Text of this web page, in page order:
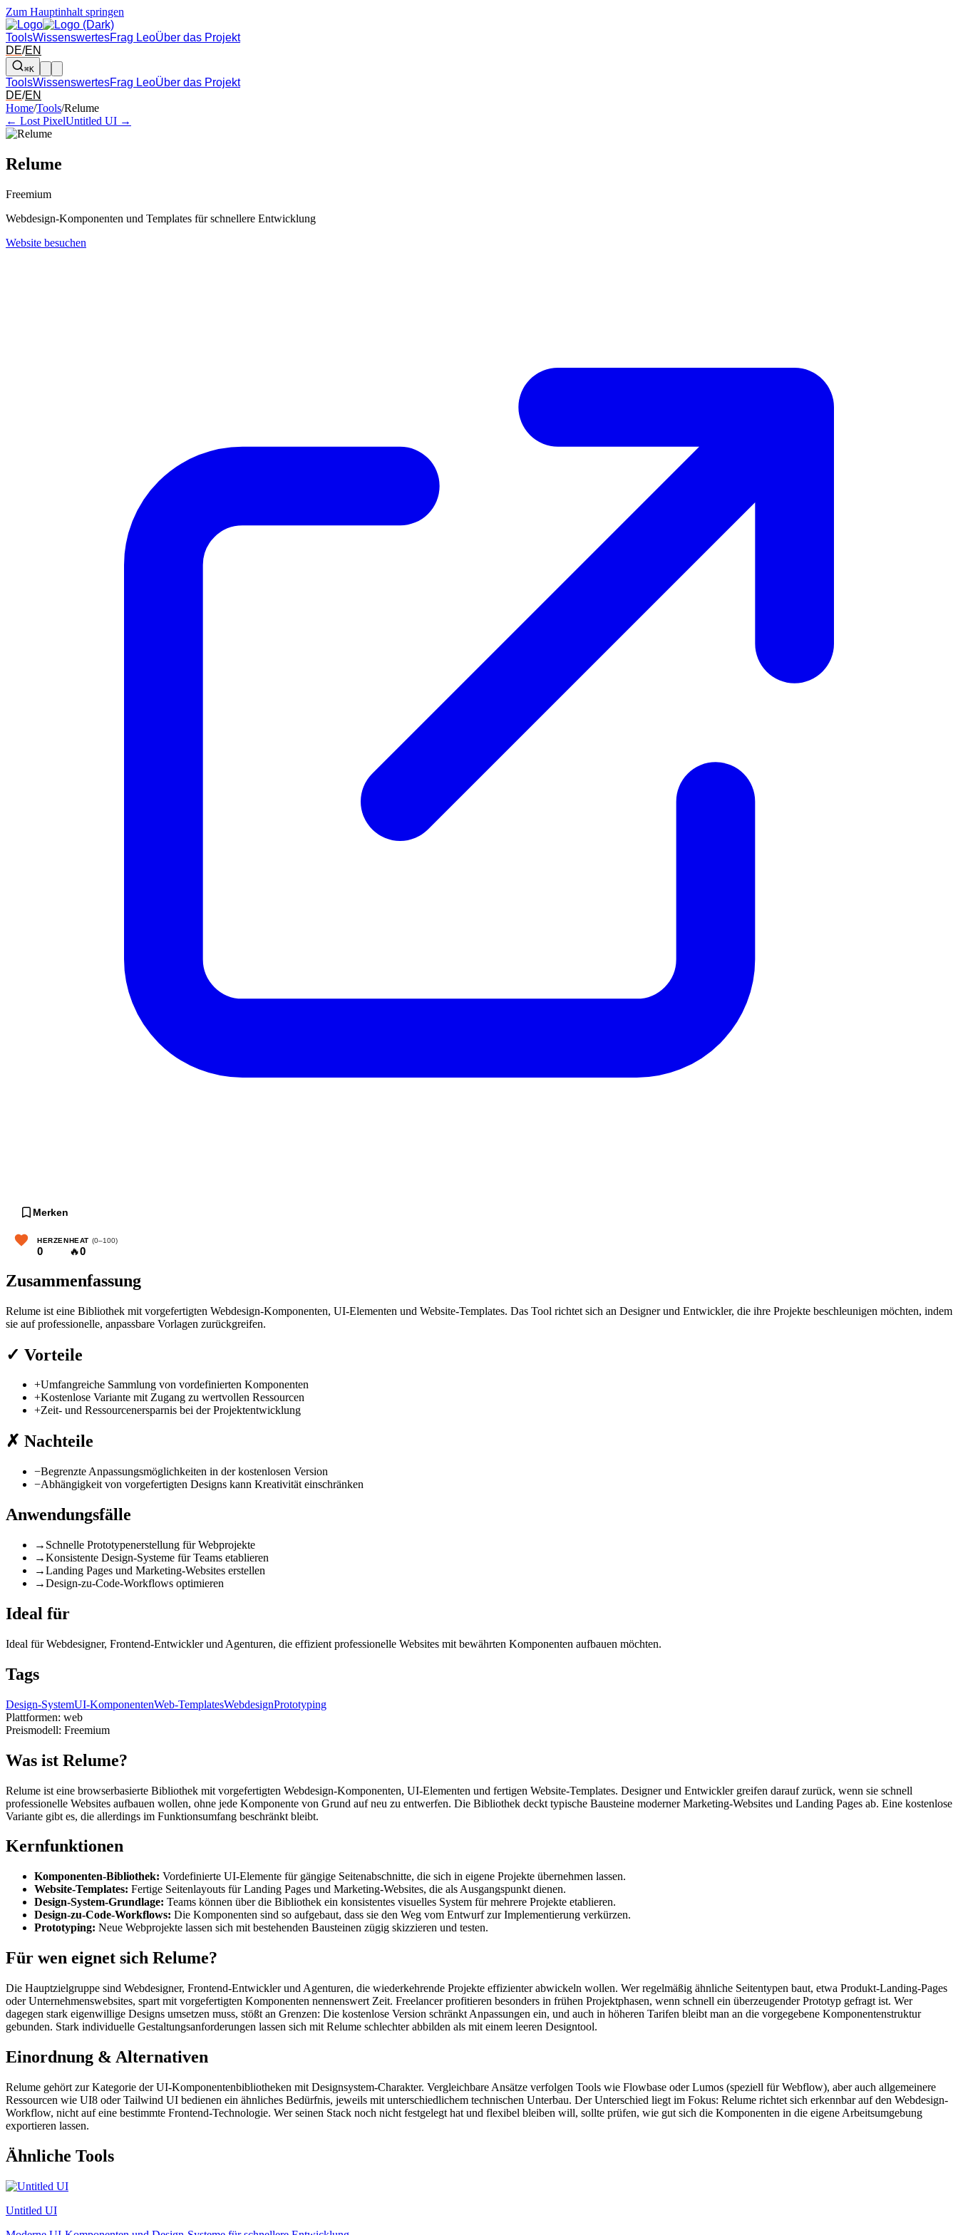
Zum Hauptinhalt springen
ToolsWissenswertesFrag LeoÜber das Projekt
DE/EN
⌘K
ToolsWissenswertesFrag LeoÜber das Projekt
DE/EN
Pfeil links und rechts: zum benachbarten Tool in der Übersicht wechseln. Pfeil hoch und runter scrollen die Seite.
Home/Tools/Relume
← Lost PixelUntitled UI →
Relume
Freemium
Webdesign-Komponenten und Templates für schnellere Entwicklung
Website besuchen
Merken
HERZEN
0
HEAT (0–100)
🔥0
Zusammenfassung
Relume ist eine Bibliothek mit vorgefertigten Webdesign-Komponenten, UI-Elementen und Website-Templates. Das Tool richtet sich an Designer und Entwickler, die ihre Projekte beschleunigen möchten, indem
sie auf professionelle, anpassbare Vorlagen zurückgreifen.
✓ Vorteile
+Umfangreiche Sammlung von vordefinierten Komponenten
+Kostenlose Variante mit Zugang zu wertvollen Ressourcen
+Zeit- und Ressourcenersparnis bei der Projektentwicklung
✗ Nachteile
−Begrenzte Anpassungsmöglichkeiten in der kostenlosen Version
−Abhängigkeit von vorgefertigten Designs kann Kreativität einschränken
Anwendungsfälle
→ Schnelle Prototypenerstellung für Webprojekte
→Konsistente Design-Systeme für Teams etablieren
→Landing Pages und Marketing-Websites erstellen
→Design-zu-Code-Workflows optimieren
Ideal für
Ideal für Webdesigner, Frontend-Entwickler und Agenturen, die effizient professionelle Websites mit bewährten Komponenten aufbauen möchten.
Tags
Design-SystemUI-KomponentenWeb-TemplatesWebdesignPrototyping
Plattformen: web
Preismodell: Freemium
Was ist Relume?
Relume ist eine browserbasierte Bibliothek mit vorgefertigten Webdesign-Komponenten, UI-Elementen und fertigen Website-Templates. Designer und Entwickler greifen darauf zurück, wenn sie schnell
professionelle Websites aufbauen wollen, ohne jede Komponente von Grund auf neu zu entwerfen. Die Bibliothek deckt typische Bausteine moderner Marketing-Websites und Landing Pages ab. Eine kostenlose
Variante gibt es, die allerdings im Funktionsumfang beschränkt bleibt.
Kernfunktionen
Komponenten-Bibliothek: Vordefinierte UI-Elemente für gängige Seitenabschnitte, die sich in eigene Projekte übernehmen lassen.
Website-Templates: Fertige Seitenlayouts für Landing Pages und Marketing-Websites, die als Ausgangspunkt dienen.
Design-System-Grundlage: Teams können über die Bibliothek ein konsistentes visuelles System für mehrere Projekte etablieren.
Design-zu-Code-Workflows: Die Komponenten sind so aufgebaut, dass sie den Weg vom Entwurf zur Implementierung verkürzen.
Prototyping: Neue Webprojekte lassen sich mit bestehenden Bausteinen zügig skizzieren und testen.
Für wen eignet sich Relume?
Die Hauptzielgruppe sind Webdesigner, Frontend-Entwickler und Agenturen, die wiederkehrende Projekte effizienter abwickeln wollen. Wer regelmäßig ähnliche Seitentypen baut, etwa Produkt-Landing-Pages
oder Unternehmenswebsites, spart mit vorgefertigten Komponenten nennenswert Zeit. Freelancer profitieren besonders in frühen Projektphasen, wenn schnell ein überzeugender Prototyp gefragt ist. Wer
dagegen stark eigenwillige Designs umsetzen muss, stößt an Grenzen: Die kostenlose Version schränkt Anpassungen ein, und auch in höheren Tarifen bleibt man an die vorgegebene Komponentenstruktur
gebunden. Stark individuelle Gestaltungsanforderungen lassen sich mit Relume schlechter abbilden als mit einem leeren Designtool.
Einordnung & Alternativen
Relume gehört zur Kategorie der UI-Komponentenbibliotheken mit Designsystem-Charakter. Vergleichbare Ansätze verfolgen Tools wie Flowbase oder Lumos (speziell für Webflow), aber auch allgemeinere
Ressourcen wie UI8 oder Tailwind UI bedienen ein ähnliches Bedürfnis, jeweils mit unterschiedlichem technischen Unterbau. Der Unterschied liegt im Fokus: Relume richtet sich erkennbar auf den Webdesign-
Workflow, nicht auf eine bestimmte Frontend-Technologie. Wer seinen Stack noch nicht festgelegt hat und flexibel bleiben will, sollte prüfen, wie gut sich die Komponenten in die eigene Arbeitsumgebung
exportieren lassen.
Ähnliche Tools
Untitled UI